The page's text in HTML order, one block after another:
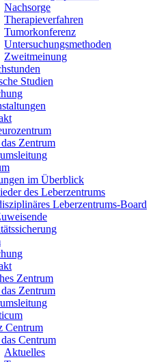
Nachsorge
Therapieverfahren
Tumorkonferenz
Untersuchungsmethoden
Zweitmeinung
Studien
Zentrum
im Überblick
des Leberzentrums
Leberzentrums-Board
Zentrum
Zentrum
Centrum
Centrum
Aktuelles